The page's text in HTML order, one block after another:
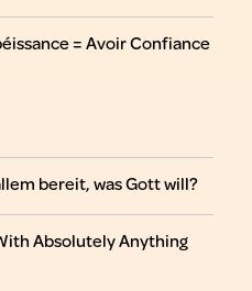
= Avoir Confiance
bereit, was Gott will?
Absolutely Anything